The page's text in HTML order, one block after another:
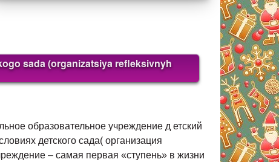
sada (organizatsiya refleksivnyh
боюсь? Чего я боюсь? Цель: познакомить детей с чувством страха; изучать выражения эмоциональных состояний в мимике. Материал: пиктограмма « страх» 170815135890 Описание. Дети сидят в кругу на стульчиках. Педагог показывает детям пиктограмму «страх» и предлагает попытаться изобразить его на своём лице. Воспитатель. Назовите то, чего вы больше всего боитесь. Давайте все вместе встанем в круг и представим, что у нас большой, огромный страх. Широко разведите руки в стороны. У всех, кто боится, от страха большие глаза( изображ аем большие круглые глаза при помощи рук) . Но страх уменьшается( руками делаем соответствующие движения) , а затем совсем страх исчезает( пожимаем плечами и в недоумении разводим руками) . Посмотрите друг на друга. У вас нет «больших» глаз, знач ит, бояться нечего, страх исчез. « Мое настроение» « Мое настроение» Цель: п родолжать знакомить детей с основными эмоциональными состояниями и их внешними проявлениями. Материал: свеча, спички. Описание. Дети сидят на стульчиках. Воспитатель зажигает свечу, предлагает посмотреть на пламя. В спомнить, с каким настроением вы проснулись, пришли в детский сад( каждый ребёнок делится впечатлениями) . В конце все улыбаю тся друг другу и задувают свечу Событийные круги. Я и другие Я и другие Цель: вырабатывать доброжелательное отношение друг к другу, способствовать сплочению группы. Материал: клубок ниток, спокойная музыка, аудиозапись. Описание. Дети сидят в кругу. В руках у педагога клубок ниток. Воспитатель: Ребята, вы знакомы друг с другом несколько лет. Наш детский сад – это ваш второй дом. Здесь вы проводите целый день, радуетесь, огорчаетесь, здесь ваши друзья. Все вы разные и хорошо знаете достоинства и недостатки каждого. 380365637540 А чтобы вы могли пожелать друг другу, чтобы стать лучше? Подумайте немного( звучит спокойная музыка) и пожелайте это тому, кто сидит с вами рядом. Можно, я начну, а вы продолжите. Я желаю тебе оставаться умной девочкой, послушной, и поменьше плакать из- за пустяков. Затем педагог передает клубок с нитками ребёнку, который сидит рядом, тот желает что- то следующему ребенку и т. д. Когда клубок вернётся к педагогу, дети натягивают нить, представляя, что они составляют одно целое( см. приложение) . Закончите предложение «Я радуюсь, когда…. . » Закончите предложение «Я радуюсь, когда…. . » Цель: Развитие связной реч и, памяти, воображения. Материал: пиктограмма «радость» 520954071120 Описание. Воспитатель. Постарайтесь вспомнить, о каком чувстве вы говорили на прошлом занятии. ( о радости. ) Давайте улыбнёмся друг другу и поговорим, что же такое для вас радость. Подумайте и закончите предложение «Я радуюсь, когда…. » Понятийные круги «Что больше всего люблю делать» «Что больше всего люблю делать» Цель: помочь преодолеть барьеры в общении, развивать навыки понимания себя и других. Материал: клубочек ниток Описание. Дети сидят на стульчиках в кругу. Воспитатель: У меня в руках клубочек. Сейчас мы будем передавать его